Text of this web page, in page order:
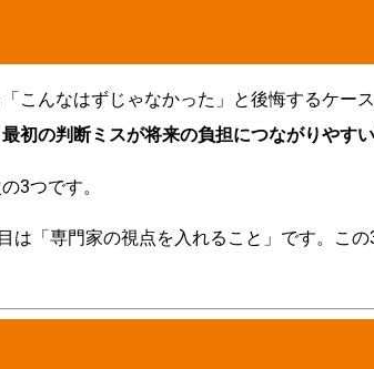
んなはずじゃなかった」と後悔するケー
最初の判断ミスが将来の負担につながりやす
3つです。
「専門家の視点を入れること」です。こ